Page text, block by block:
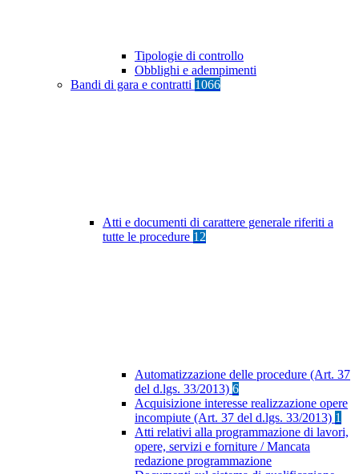
Tipologie di controllo
Obblighi e adempimenti
Bandi di gara e contratti 1066
Atti e documenti di carattere generale riferiti a
tutte le procedure 12
Automatizzazione delle procedure (Art. 37
del d.lgs. 33/2013) 6
Acquisizione interesse realizzazione opere
incompiute (Art. 37 del d.lgs. 33/2013) 1
Atti relativi alla programmazione di lavori,
opere, servizi e forniture / Mancata
redazione programmazione